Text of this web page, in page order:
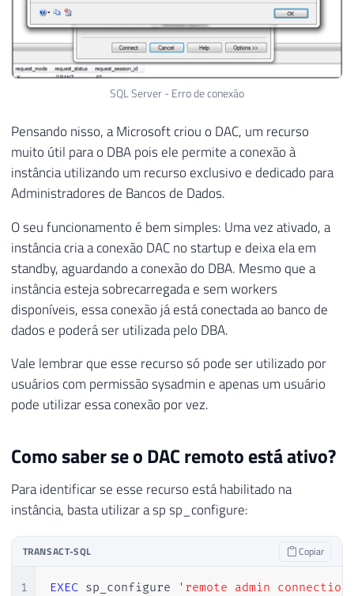
SQL Server - Erro de conexão
Pensando nisso, a Microsoft criou o DAC, um recurso
muito útil para o DBA pois ele permite a conexão à
instância utilizando um recurso exclusivo e dedicado para
Administradores de Bancos de Dados.
O seu funcionamento é bem simples: Uma vez ativado, a
instância cria a conexão DAC no startup e deixa ela em
standby, aguardando a conexão do DBA. Mesmo que a
instância esteja sobrecarregada e sem workers
disponíveis, essa conexão já está conectada ao banco de
dados e poderá ser utilizada pelo DBA.
Vale lembrar que esse recurso só pode ser utilizado por
usuários com permissão sysadmin e apenas um usuário
pode utilizar essa conexão por vez.
Como saber se o DAC remoto está ativo?
Para identificar se esse recurso está habilitado na
instância, basta utilizar a sp sp_configure:
TRANSACT-SQL Copiar
1 EXEC sp_configure 'remote admin